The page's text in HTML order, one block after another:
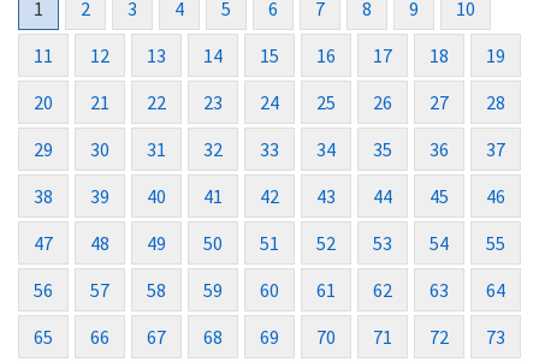
1 2 3 4 5 6 7 8 9
10
11
12 13 14 15 16 17 18
19
20
21 22 23 24 25 26 27
28
29
30 31 32 33 34 35 36
37
38
39 40 41 42 43 44 45
46
47
48 49 50 51 52 53 54
55
56
57 58 59 60 61 62 63
64
65
66 67 68 69 70 71 72
73